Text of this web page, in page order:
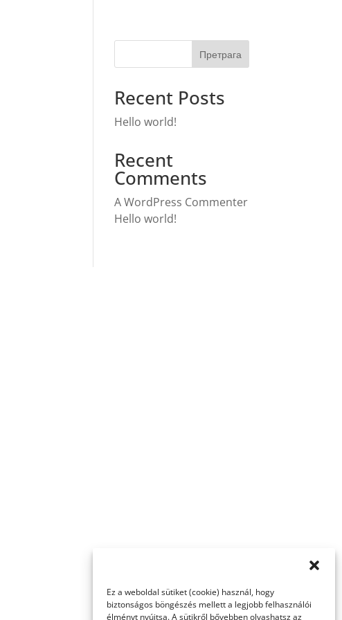
Ez a weboldal sütiket (cookie) használ, hogy
biztonságos böngészés mellett a legjobb felhasználói
élményt nyújtsa. A sütikről bővebben olvashatsz az
Претрага
Recent Posts
Hello world!
Recent
Comments
A WordPress Commenter
Hello world!